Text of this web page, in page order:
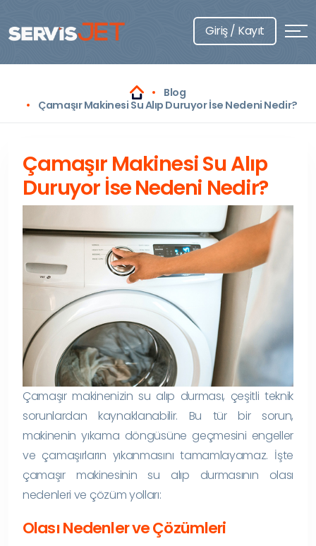
Giriş / Kayıt
Blog
Çamaşır Makinesi Su Alıp Duruyor İse Nedeni Nedir?
Çamaşır Makinesi Su Alıp
Duruyor İse Nedeni Nedir?
Çamaşır makinenizin su alıp durması, çeşitli teknik
sorunlardan kaynaklanabilir. Bu tür bir sorun,
makinenin yıkama döngüsüne geçmesini engeller
ve çamaşırların yıkanmasını tamamlayamaz. İşte
çamaşır makinesinin su alıp durmasının olası
nedenleri ve çözüm yolları:
Olası Nedenler ve Çözümleri